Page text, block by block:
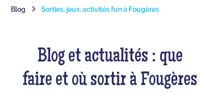
Blog Sorties, jeux, activités fun à Fougères
Blog et actualités : que
faire et où sortir à Fougères